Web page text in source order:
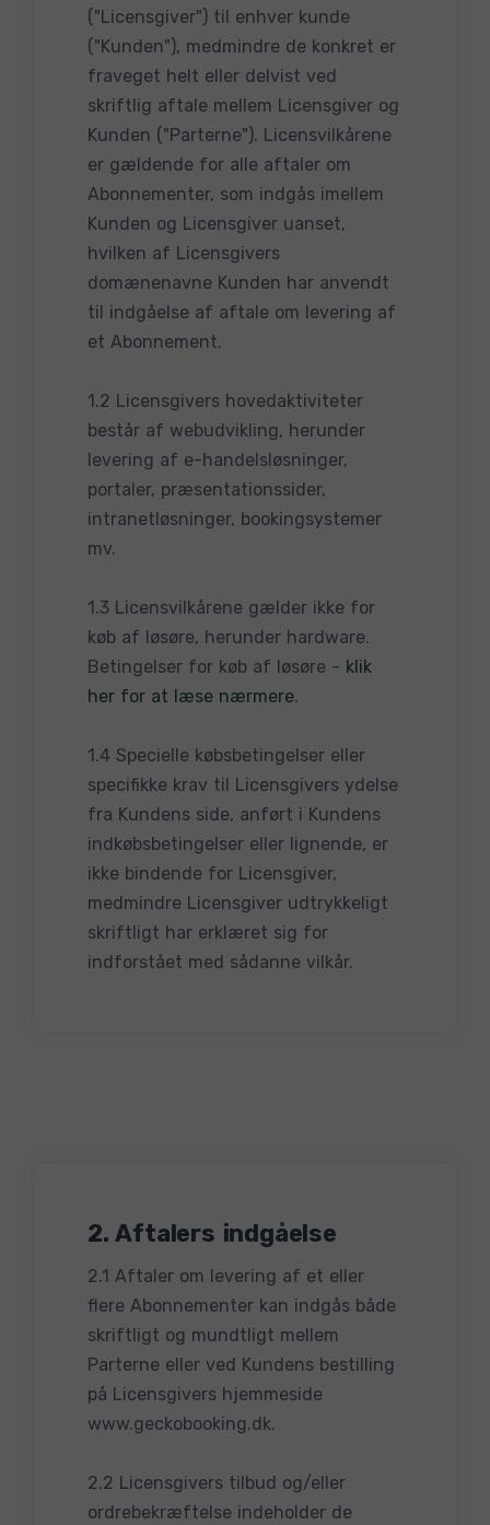
("Licensgiver") til enhver kunde
("Kunden"), medmindre de konkret er
fraveget helt eller delvist ved
skriftlig aftale mellem Licensgiver og
Kunden ("Parterne"). Licensvilkårene
er gældende for alle aftaler om
Abonnementer, som indgås imellem
Kunden og Licensgiver uanset,
hvilken af Licensgivers
domænenavne Kunden har anvendt
til indgåelse af aftale om levering af
et Abonnement.
1.2 Licensgivers hovedaktiviteter
består af webudvikling, herunder
levering af e-handelsløsninger,
portaler, præsentationssider,
intranetløsninger, bookingsystemer
mv.
1.3 Licensvilkårene gælder ikke for
køb af løsøre, herunder hardware.
Betingelser for køb af løsøre - klik
her for at læse nærmere.
1.4 Specielle købsbetingelser eller
specifikke krav til Licensgivers ydelse
fra Kundens side, anført i Kundens
indkøbsbetingelser eller lignende, er
ikke bindende for Licensgiver,
medmindre Licensgiver udtrykkeligt
skriftligt har erklæret sig for
indforstået med sådanne vilkår.
2. Aftalers indgåelse
2.1 Aftaler om levering af et eller
flere Abonnementer kan indgås både
skriftligt og mundtligt mellem
Parterne eller ved Kundens bestilling
på Licensgivers hjemmeside
www.geckobooking.dk.
2.2 Licensgivers tilbud og/eller
ordrebekræftelse indeholder de